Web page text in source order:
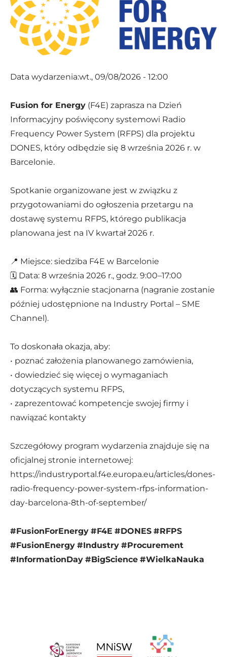
Altrad Babcock
C-MAC Blue Hub
SECO/WARWICK
Aktualne zamówienia
Data wydarzenia:wt., 09/08/2026 - 12:00
Fusion for Energy (F4E) zaprasza na Dzień
Informacyjny poświęcony systemowi Radio
Frequency Power System (RFPS) dla projektu
DONES, który odbędzie się 8 września 2026 r. w
Barcelonie.
Spotkanie organizowane jest w związku z
przygotowaniami do ogłoszenia przetargu na
dostawę systemu RFPS, którego publikacja
planowana jest na IV kwartał 2026 r.
📍 Miejsce: siedziba F4E w Barcelonie
🗓️ Data: 8 września 2026 r., godz. 9:00–17:00
👥 Forma: wyłącznie stacjonarna (nagranie zostanie
później udostępnione na Industry Portal – SME
Channel).
To doskonała okazja, aby:
• poznać założenia planowanego zamówienia,
• dowiedzieć się więcej o wymaganiach
dotyczących systemu RFPS,
• zaprezentować kompetencje swojej firmy i
nawiązać kontakty
Szczegółowy program wydarzenia znajduje się na
oficjalnej stronie internetowej:
https://industryportal.f4e.europa.eu/articles/dones-
radio-frequency-power-system-rfps-information-
day-barcelona-8th-of-september/
#FusionForEnergy #F4E #DONES #RFPS
#FusionEnergy #Industry #Procurement
#InformationDay #BigScience #WielkaNauka